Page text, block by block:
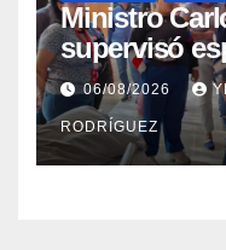
Ministro
supervisó
en La Guaira
06/08/2026
RODRÍGUEZ